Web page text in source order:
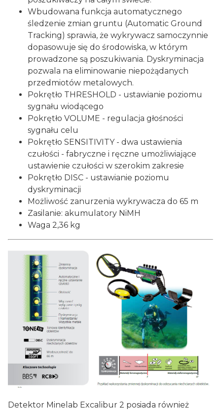
Wbudowana funkcja automatycznego
śledzenie zmian gruntu (Automatic Ground
Tracking) sprawia, że wykrywacz samoczynnie
dopasowuje się do środowiska, w którym
prowadzone są poszukiwania. Dyskryminacja
pozwala na eliminowanie niepożądanych
przedmiotów metalowych.
Pokrętło THRESHOLD - ustawianie poziomu
sygnału wiodącego
Pokrętło VOLUME - regulacja głośności
sygnału celu
Pokrętło SENSITIVITY - dwa ustawienia
czułości - fabryczne i ręczne umożliwiające
ustawienie czułości w szerokim zakresie
Pokrętło DISC - ustawianie poziomu
dyskryminacji
Możliwość zanurzenia wykrywacza do 65 m
Zasilanie: akumulatory NiMH
Waga 2,36 kg
Detektor Minelab Excalibur 2 posiada również